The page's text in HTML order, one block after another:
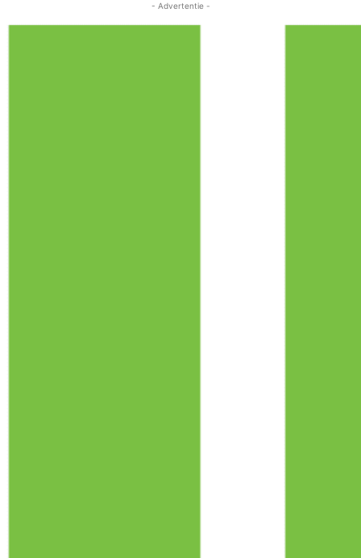
- Advertentie -